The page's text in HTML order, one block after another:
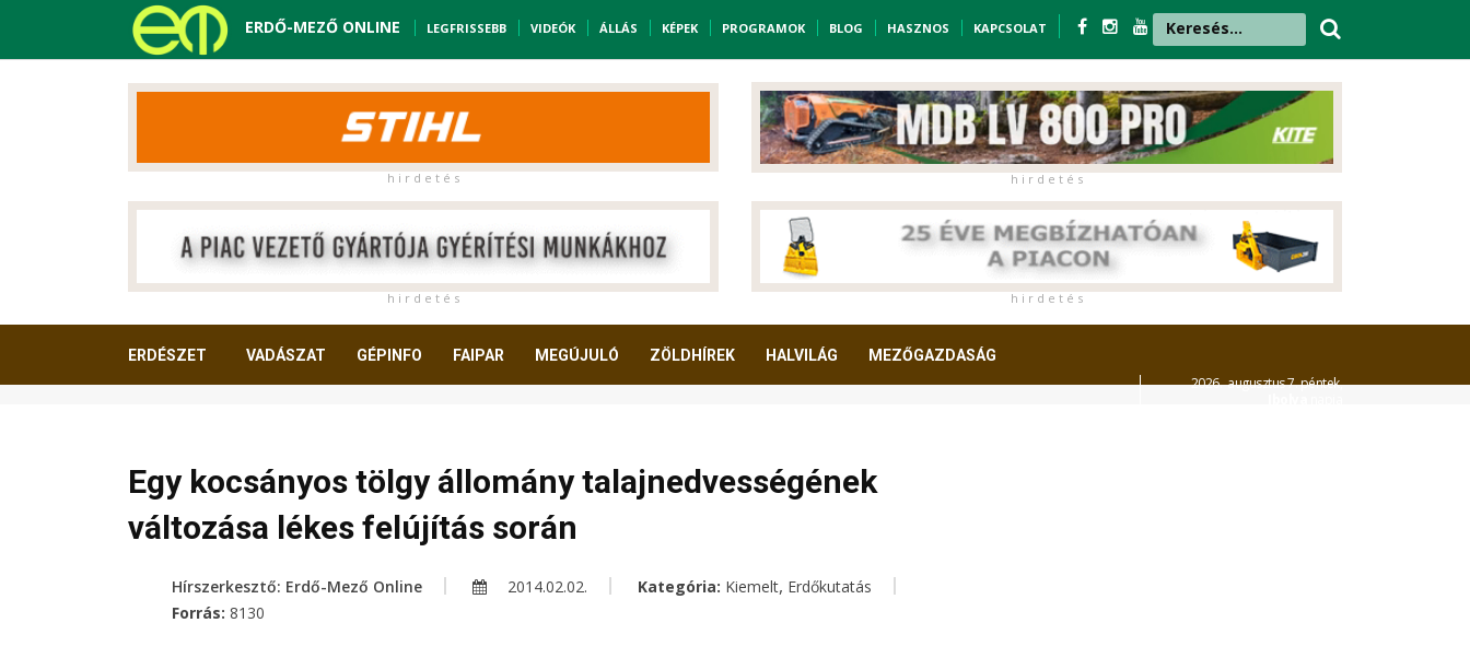
ERDŐ-MEZŐ ONLINE LEGFRISSEBB VIDEÓK ÁLLÁS KÉPEK PROGRAMOK BLOG HASZNOS KAPCSOLAT
h i r d e t é s h i r d e t é s
h i r d e t é s h i r d e t é s
ERDÉSZET VADÁSZAT GÉPINFO FAIPAR MEGÚJULÓ ZÖLDHÍREK HALVILÁG MEZŐGAZDASÁG
2026. augusztus 7. péntek,
Egy kocsányos tölgy állomány talajnedvességének
változása lékes felújítás során
Hírszerkesztő: Erdő-Mező Online 2014.02.02. Kategória: Kiemelt, Erdőkutatás
Forrás: 8130